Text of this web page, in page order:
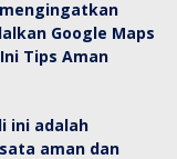
Tips Aman